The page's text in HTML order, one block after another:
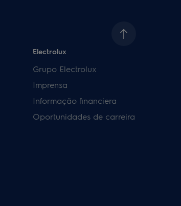
Electrolux
Grupo Electrolux
Imprensa
Informação financiera
Oportunidades de carreira